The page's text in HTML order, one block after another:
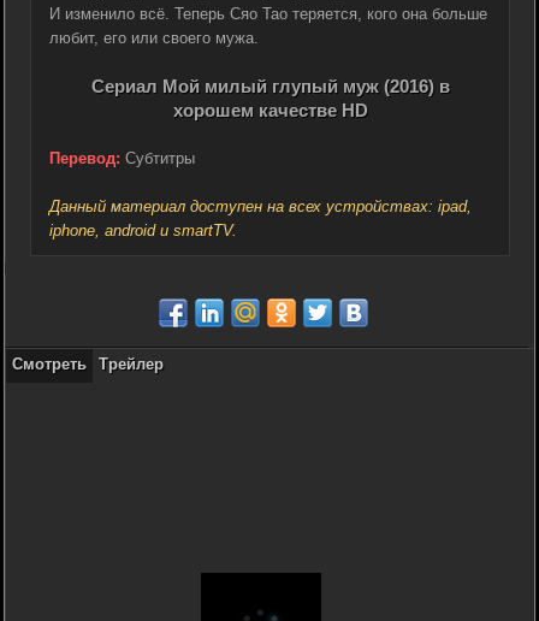
И изменило всё. Теперь Сяо Тао теряется, кого она больше
любит, его или своего мужа.
Сериал Мой милый глупый муж (2016) в
хорошем качестве HD
Перевод: Субтитры
Данный материал доступен на всех устройствах: ipad,
iphone, android и smartTV.
Смотреть Трейлер